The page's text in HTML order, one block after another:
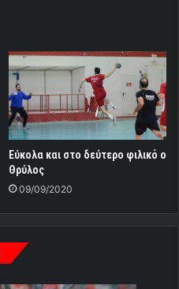
Εύκολα και στο δεύτερο φιλικό ο
Θρύλος
09/09/2020